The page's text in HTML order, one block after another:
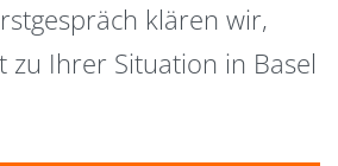
klären wir,
zu Ihrer Situation in Basel